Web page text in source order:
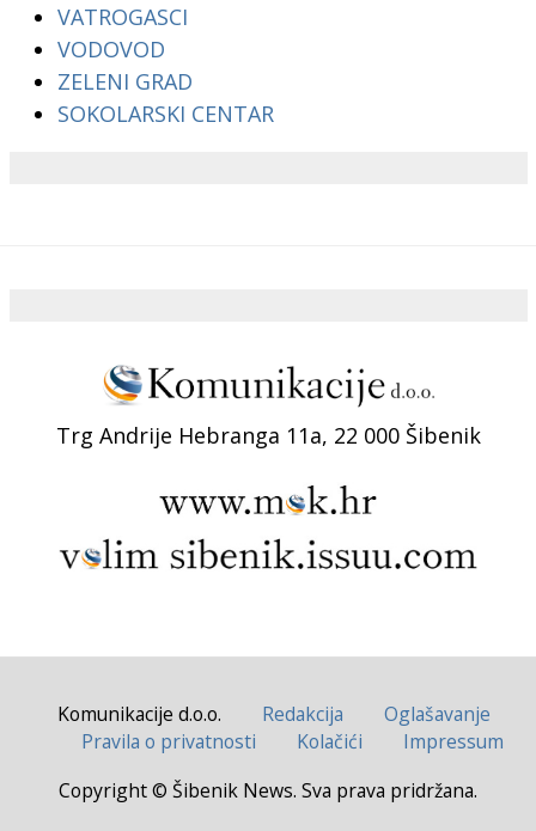
VATROGASCI
VODOVOD
ZELENI GRAD
SOKOLARSKI CENTAR
Trg Andrije Hebranga 11a, 22 000 Šibenik
Komunikacije d.o.o. Redakcija
Oglašavanje
Pravila o privatnosti
Kolačići
Impressum
Copyright © Šibenik News. Sva prava pridržana.